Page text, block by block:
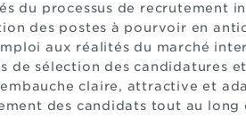
du processus de recrutement
des postes à pourvoir en
aux réalités du marché
de sélection des candidatures
claire, attractive et
des candidats tout au long